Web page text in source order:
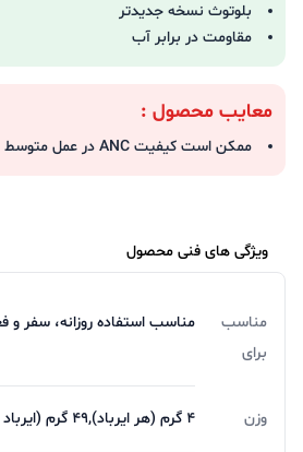
بلوتوث نسخه جدیدتر
مقاومت در برابر آب
معایب محصول :
ممکن است کیفیت ANC در عمل متوسط باشد
ویژگی های فنی محصول
مناسب
برای
مناسب استفاده روزانه، سفر و
وزن 4 گرم (هر ایرباد),49 گرم (ایرباد و محفظه شارژ)